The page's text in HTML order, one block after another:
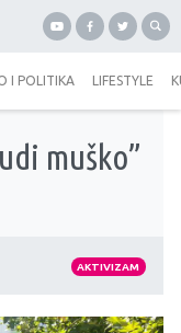
I POLITIKA LIFESTYLE
muško”
AKTIVIZAM